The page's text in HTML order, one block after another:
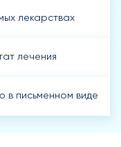
лекарствах
лечения
в письменном виде